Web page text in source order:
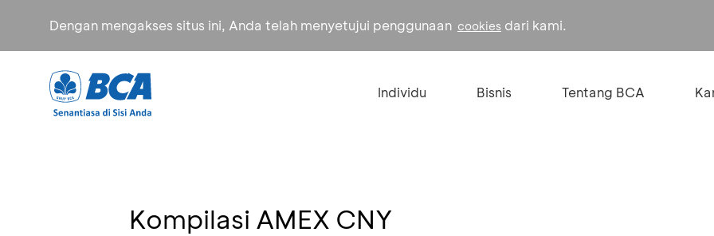
Dengan mengakses situs ini, Anda telah menyetujui penggunaan cookies dari kami.
Individu Bisnis Tentang BCA
Kompilasi AMEX CNY